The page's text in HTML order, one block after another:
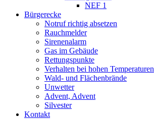
NEF 1
Bürgerecke
Notruf richtig absetzen
Rauchmelder
Sirenenalarm
Gas im Gebäude
Rettungspunkte
Verhalten bei hohen Temperaturen
Wald- und Flächenbrände
Unwetter
Advent, Advent
Silvester
Kontakt